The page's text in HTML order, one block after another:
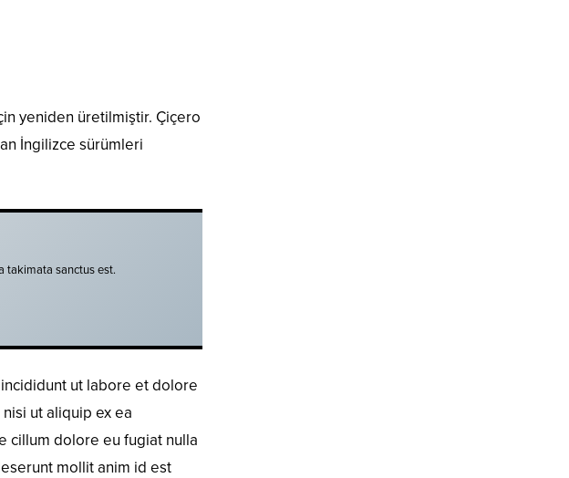
yeniden üretilmiştir. Çiçero
İngilizce sürümleri
takimata sanctus est.
ut labore et dolore
ut aliquip ex ea
cillum dolore eu fugiat nulla
mollit anim id est